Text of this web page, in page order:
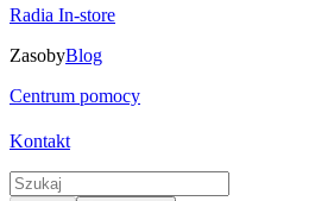
Radia In-store
ZasobyBlog
Centrum pomocy
Kontakt